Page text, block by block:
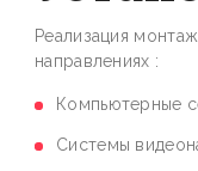
Реализация
направлениях :
Компьютерные
Системы